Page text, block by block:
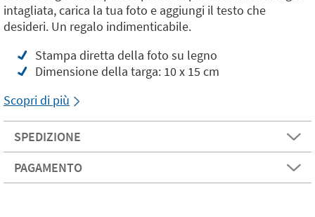
intagliata, carica la tua foto e aggiungi il testo che
desideri. Un regalo indimenticabile.
Stampa diretta della foto su legno
Dimensione della targa: 10 x 15 cm
Scopri di più
SPEDIZIONE
PAGAMENTO